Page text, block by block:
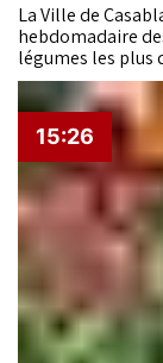
La Ville de
hebdomadaire
légumes les plus
plusieurs
viandes rouges
baisse. Le
évolutions plus
références et
15:26